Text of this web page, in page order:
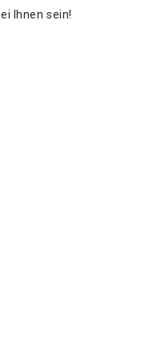
Ihnen sein!